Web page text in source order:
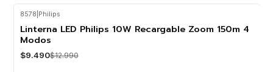
8578 Philips
Linterna LED Philips 10W Recargable Zoom 150m 4
Modos
$9.490$12.990